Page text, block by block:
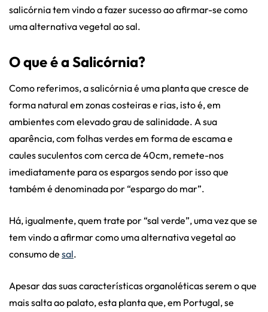
salicórnia tem vindo a fazer sucesso ao afirmar-se como
uma alternativa vegetal ao sal.
O que é a Salicórnia?
Como referimos, a salicórnia é uma planta que cresce de
forma natural em zonas costeiras e rias, isto é, em
ambientes com elevado grau de salinidade. A sua
aparência, com folhas verdes em forma de escama e
caules suculentos com cerca de 40cm, remete-nos
imediatamente para os espargos sendo por isso que
também é denominada por “espargo do mar”.
Há, igualmente, quem trate por “sal verde”, uma vez que se
tem vindo a afirmar como uma alternativa vegetal ao
consumo de sal.
Apesar das suas características organoléticas serem o que
mais salta ao palato, esta planta que, em Portugal, se